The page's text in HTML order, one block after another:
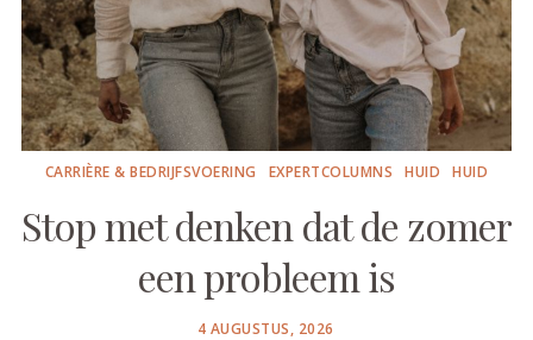
CARRIÈRE & BEDRIJFSVOERING EXPERTCOLUMNS HUID HUID
Stop met denken dat de zomer
een probleem is
POSTED
4 AUGUSTUS, 2026